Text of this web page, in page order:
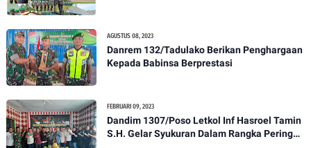
AGUSTUS 08, 2023
Danrem 132/Tadulako Berikan Penghargaan
Kepada Babinsa Berprestasi
FEBRUARI 09, 2023
Dandim 1307/Poso Letkol Inf Hasroel Tamin
S.H. Gelar Syukuran Dalam Rangka Peringati